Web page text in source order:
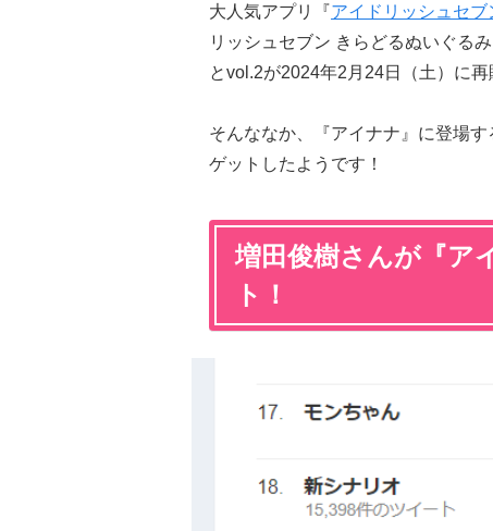
大人気アプリ『アイドリッシュセブ
リッシュセブン きらどるぬいぐる
とvol.2が2024年2月24日（土）に
そんななか、『アイナナ』に登場す
ゲットしたようです！
増田俊樹さんが『ア
ト！